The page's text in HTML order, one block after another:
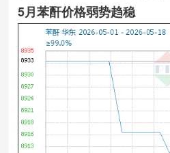
5月苯酐价格弱势趋稳